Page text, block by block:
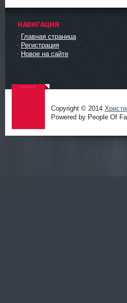
НАВИГАЦИЯ
Главная страница
Регистрация
Новое на сайте
Христиа
Copyright © 2014
Powered by People Of